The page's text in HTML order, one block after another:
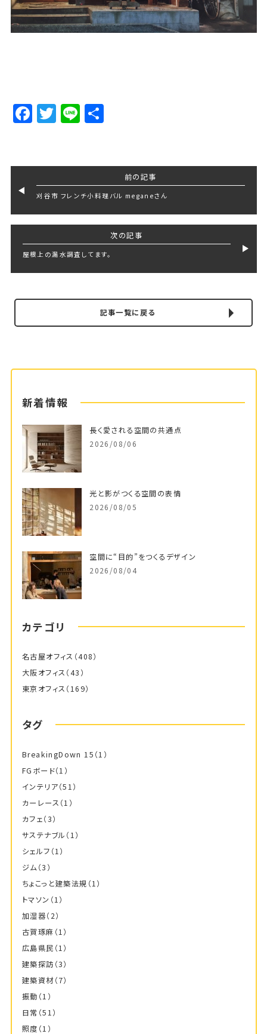
Facebook
Twitter
LineShare
前の記事
刈谷市 フレンチ小料理バル meganeさん
次の記事
屋根上の漏水調査してます。
記事一覧に戻る
新着情報
長く愛される空間の共通点
2026/08/06
光と影がつくる空間の表情
2026/08/05
空間に“目的”をつくるデザイン
2026/08/04
カテゴリ
名古屋オフィス （408）
大阪オフィス （43）
東京オフィス （169）
タグ
BreakingDown 15 （1）
FGボード（1）
インテリア（51）
カーレース （1）
カフェ（3）
サステナブル （1）
シェルフ （1）
ジム（3）
ちょこっと建築法規 （1）
トマソン （1）
加湿器（2）
古賀琢麻 （1）
広島県民 （1）
建築探訪 （3）
建築資材（7）
振動 （1）
日常 （51）
照度 （1）